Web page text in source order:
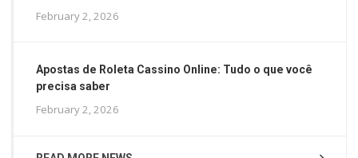
February 2, 2026
Apostas de Roleta Cassino Online: Tudo o que você
precisa saber
February 2, 2026